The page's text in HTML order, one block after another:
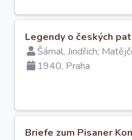
Autoři
Legendy o českých
Šámal, Jindřich;
1940, Praha
Briefe zum Pisaner